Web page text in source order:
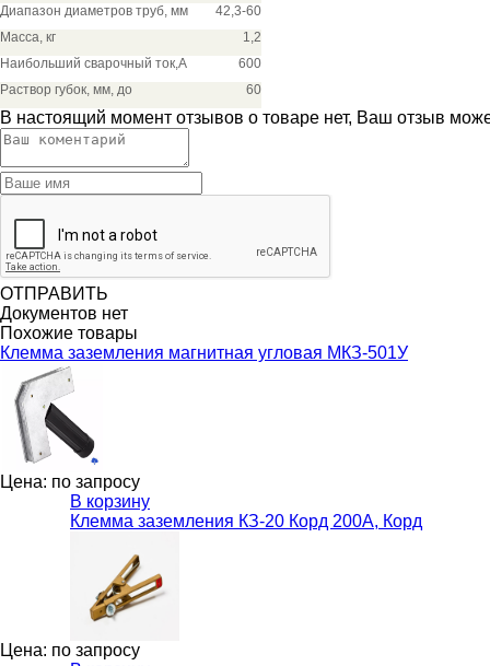
Диапазон диаметров труб, мм
42,3-60
Масса, кг
1,2
Наибольший сварочный ток,А
600
Раствор губок, мм, до
60
В настоящий момент отзывов о товаре нет, Ваш отзыв
ОТПРАВИТЬ
Документов нет
Похожие товары
Клемма заземления магнитная угловая МКЗ-501У
Цена: по запросу
В корзину
Клемма заземления КЗ-20 Корд 200А, Корд
Цена: по запросу